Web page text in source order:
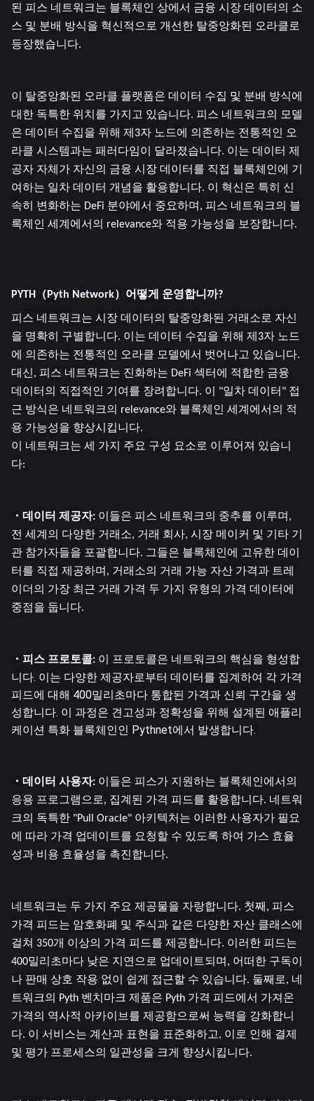
된 피스 네트워크는 블록체인 상에서 금융 시장 데이터의 소
스 및 분배 방식을 혁신적으로 개선한 탈중앙화된 오라클로
등장했습니다.
이 탈중앙화된 오라클 플랫폼은 데이터 수집 및 분배 방식에
대한 독특한 위치를 가지고 있습니다. 피스 네트워크의 모델
은 데이터 수집을 위해 제3자 노드에 의존하는 전통적인 오
라클 시스템과는 패러다임이 달라졌습니다. 이는 데이터 제
공자 자체가 자신의 금융 시장 데이터를 직접 블록체인에 기
여하는 일차 데이터 개념을 활용합니다. 이 혁신은 특히 신
속히 변화하는 DeFi 분야에서 중요하며, 피스 네트워크의 블
록체인 세계에서의 relevance와 적용 가능성을 보장합니다.
PYTH（Pyth Network）어떻게 운영합니까?
피스 네트워크는 시장 데이터의 탈중앙화된 거래소로 자신
을 명확히 구별합니다. 이는 데이터 수집을 위해 제3자 노드
에 의존하는 전통적인 오라클 모델에서 벗어나고 있습니다.
대신, 피스 네트워크는 진화하는 DeFi 섹터에 적합한 금융
데이터의 직접적인 기여를 장려합니다. 이 "일차 데이터" 접
근 방식은 네트워크의 relevance와 블록체인 세계에서의 적
용 가능성을 향상시킵니다.
이 네트워크는 세 가지 주요 구성 요소로 이루어져 있습니
다:
・데이터 제공자: 이들은 피스 네트워크의 중추를 이루며,
전 세계의 다양한 거래소, 거래 회사, 시장 메이커 및 기타 기
관 참가자들을 포괄합니다. 그들은 블록체인에 고유한 데이
터를 직접 제공하며, 거래소의 거래 가능 자산 가격과 트레
이더의 가장 최근 거래 가격 두 가지 유형의 가격 데이터에
중점을 둡니다.
・피스 프로토콜: 이 프로토콜은 네트워크의 핵심을 형성합
니다. 이는 다양한 제공자로부터 데이터를 집계하여 각 가격
피드에 대해 400밀리초마다 통합된 가격과 신뢰 구간을 생
성합니다. 이 과정은 견고성과 정확성을 위해 설계된 애플리
케이션 특화 블록체인인 Pythnet에서 발생합니다.
・데이터 사용자: 이들은 피스가 지원하는 블록체인에서의
응용 프로그램으로, 집계된 가격 피드를 활용합니다. 네트워
크의 독특한 "Pull Oracle" 아키텍처는 이러한 사용자가 필요
에 따라 가격 업데이트를 요청할 수 있도록 하여 가스 효율
성과 비용 효율성을 촉진합니다.
네트워크는 두 가지 주요 제공물을 자랑합니다. 첫째, 피스
가격 피드는 암호화폐 및 주식과 같은 다양한 자산 클래스에
걸쳐 350개 이상의 가격 피드를 제공합니다. 이러한 피드는
400밀리초마다 낮은 지연으로 업데이트되며, 어떠한 구독이
나 판매 상호 작용 없이 쉽게 접근할 수 있습니다. 둘째로, 네
트워크의 Pyth 벤치마크 제품은 Pyth 가격 피드에서 가져온
가격의 역사적 아카이브를 제공함으로써 능력을 강화합니
다. 이 서비스는 계산과 표현을 표준화하고, 이로 인해 결제
및 평가 프로세스의 일관성을 크게 향상시킵니다.